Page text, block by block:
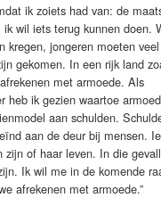
ik zoiets had van: de
ik wil iets terug kunnen doen.
kregen, jongeren moeten
gekomen. In een rijk land
met armoede. Als
heb ik gezien waartoe
aan schulden.
aan de deur bij mensen.
zijn of haar leven. In die
Ik wil me in de komende
afrekenen met armoede.”